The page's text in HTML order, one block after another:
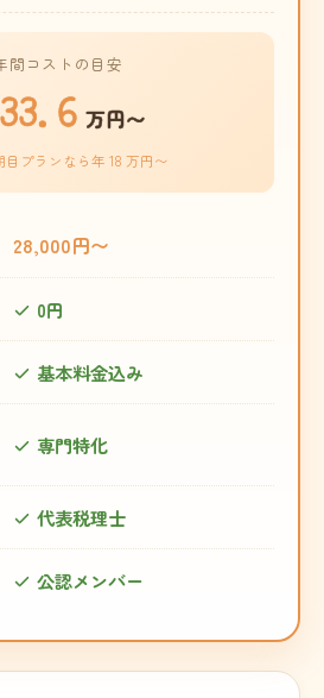
間コストの目安
33.6 万円〜
目プランなら年 18 万円〜
28,000円〜
0円
基本料金込み
専門特化
代表税理士
公認メンバー